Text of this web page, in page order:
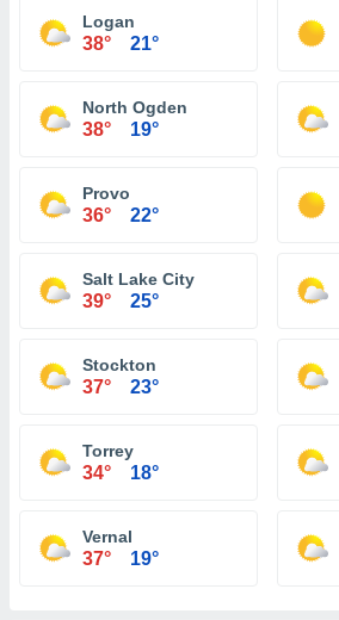
Logan
38° 21°
North Ogden
38° 19°
Provo
36° 22°
Salt Lake City
39° 25°
Stockton
37° 23°
Torrey
34° 18°
Vernal
37° 19°